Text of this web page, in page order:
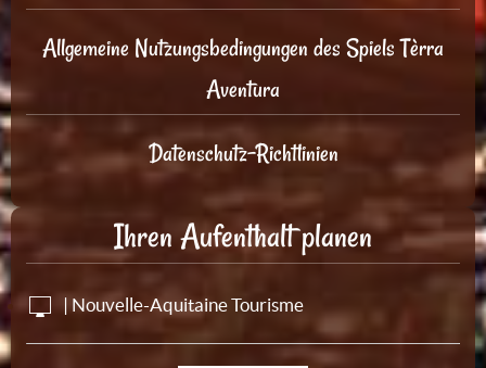
Allgemeine Nutzungsbedingungen des Spiels Tèrra
Aventura
Datenschutz-Richtlinien
Ihren Aufenthalt planen
| Nouvelle-Aquitaine Tourisme